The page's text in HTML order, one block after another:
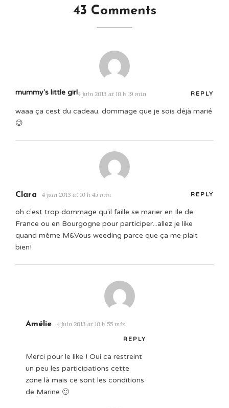
43 Comments
mummy's little girl4 juin 2013 at 10 h 19 min REPLY
waaa ça cest du cadeau. dommage que je sois déjà marié
😉
Clara 4 juin 2013 at 10 h 45 min REPLY
oh c'est trop dommage qu'il faille se marier en Ile de
France ou en Bourgogne pour participer...allez je like
quand même M&Vous weeding parce que ça me plait
bien!
Amélie 4 juin 2013 at 10 h 55 min
REPLY
Merci pour le like ! Oui ca restreint
un peu les participations cette
zone là mais ce sont les conditions
de Marine 🙂